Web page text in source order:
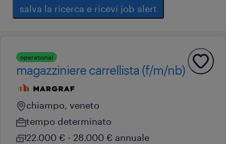
salva la ricerca e ricevi job alert
operational
magazziniere carrellista (f/m/nb)
chiampo, veneto
tempo determinato
22.000 € - 28.000 € annuale